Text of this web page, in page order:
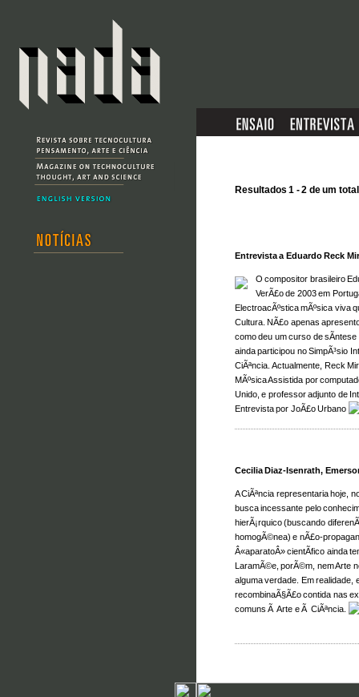
Resultados 1 - 2 de um
Entrevista a Eduardo Reck
O compositor brasileiro
VerÃ£o de 2003 em
ElectroacÃºstica mÃºsica viva
Cultura. NÃ£o apenas
como deu um curso de
ainda participou no SimpÃ³sio
CiÃªncia. Actualmente, Reck
MÃºsica Assistida por
Unido, e professor adjunto de
Entrevista por JoÃ£o Urbano
Cecilia Diaz-Isenrath,
A CiÃªncia representaria hoje,
busca incessante pelo
hierÃ¡rquico (buscando
homogÃ©nea) e nÃ£o-
Â«aparatoÂ» cientÃ­fico ainda
LaramÃ©e, porÃ©m, nem Arte
alguma verdade. Em realidade,
recombinaÃ§Ã£o contida nas
comuns Ã Arte e Ã CiÃªncia.